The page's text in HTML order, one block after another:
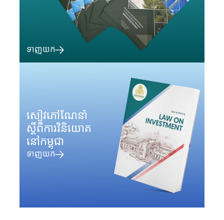
ទាញយក
សៀវភៅណែនាំ
ស្តីពីការវិនិយោគ
នៅកម្ពុជា
ទាញយក